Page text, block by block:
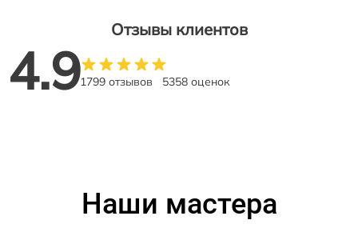
Отзывы клиентов
4.91799 отзывов 5358 оценок
Наши мастера